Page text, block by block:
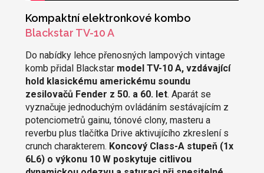
Kompaktní elektronkové kombo
Blackstar TV-10 A
Do nabídky lehce přenosných lampových vintage
komb přidal Blackstar model TV-10 A, vzdávající
hold klasickému americkému soundu
zesilovačů Fender z 50. a 60. let. Aparát se
vyznačuje jednoduchým ovládáním sestávajícím z
potenciometrů gainu, tónové clony, masteru a
reverbu plus tlačítka Drive aktivujícího zkreslení s
crunch charakterem. Koncový Class-A stupeň (1x
6L6) o výkonu 10 W poskytuje citlivou